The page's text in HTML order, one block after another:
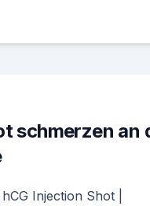
schmerzen an
Injection Shot |